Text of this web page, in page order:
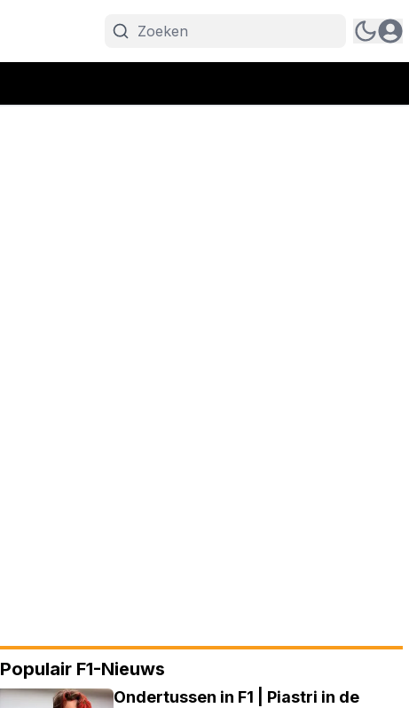
Populair F1-Nieuws
Ondertussen in F1 | Piastri in de